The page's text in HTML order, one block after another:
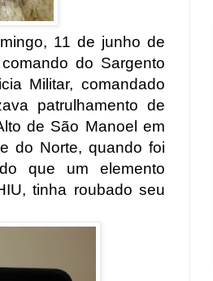
11 de junho de
do Sargento
Militar, comandado
patrulhamento de
de São Manoel em
do Norte, quando foi
que um elemento
tinha roubado seu